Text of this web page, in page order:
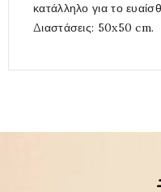
κατάλληλο για το
Διαστάσεις: 50x50 cm.